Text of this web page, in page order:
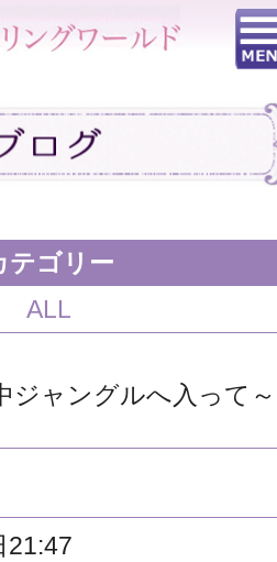
テゴリー
ALL
ジャングルへ入って～
21:47